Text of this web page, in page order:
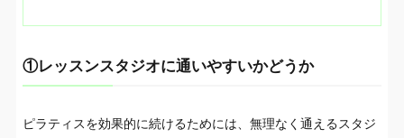
①レッスンスタジオに通いやすいかどうか
ピラティスを効果的に続けるためには、無理なく通えるスタジ